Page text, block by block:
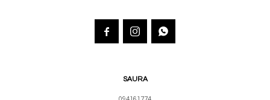
SAURA
  